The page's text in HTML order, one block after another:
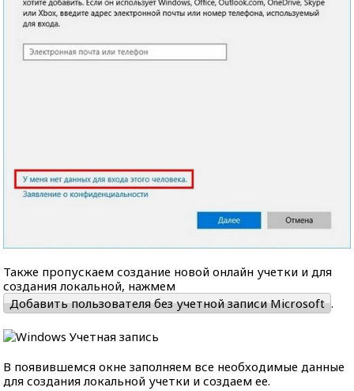
Также пропускаем создание новой онлайн учетки и для
создания локальной, нажмем
Добавить пользователя без учетной записи Microsoft .
В появившемся окне заполняем все необходимые данные
для создания локальной учетки и создаем ее.